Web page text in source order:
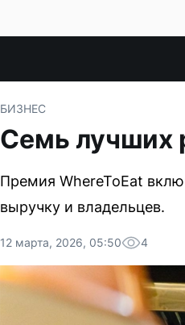
БИЗНЕС
Семь лучших
Премия WhereToEat
выручку и владельцев.
12 марта, 2026, 05:50 4